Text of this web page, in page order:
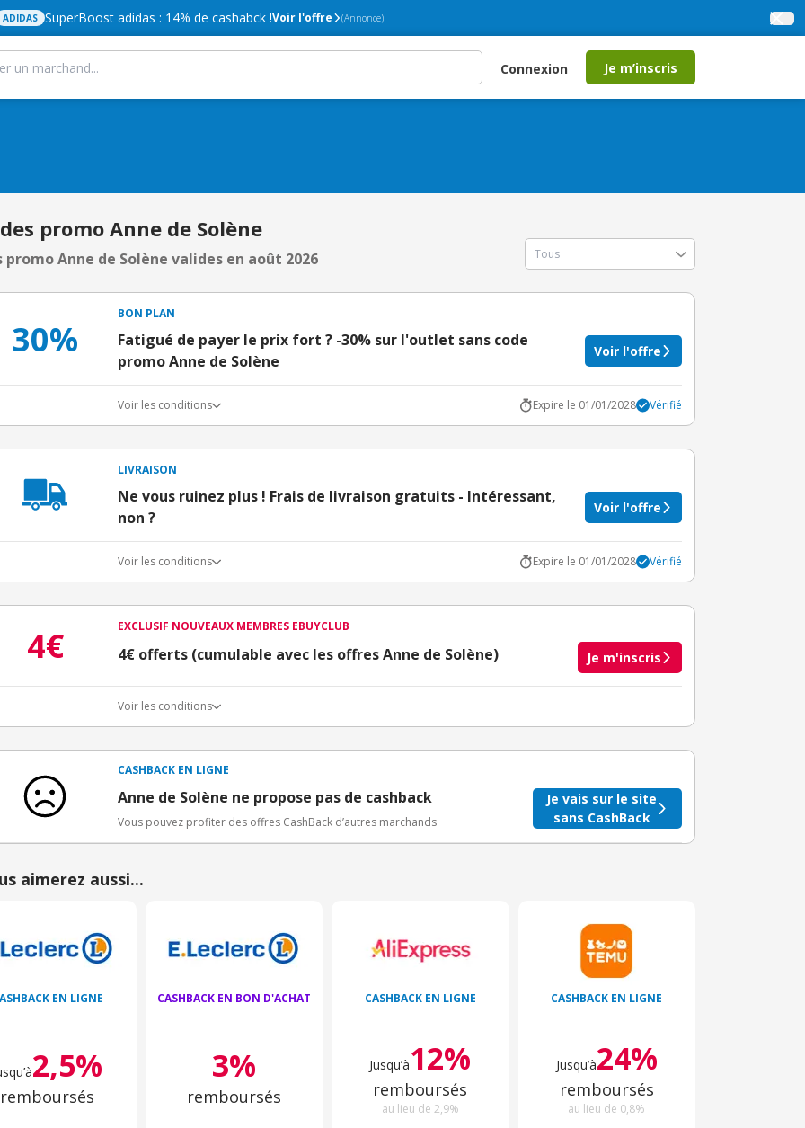
ADIDAS SuperBoost adidas : 14% de cashabck !Voir l'offre (Annonce)
Connexion Je m’inscris
promo Anne de Solène
promo Anne de Solène valides en août 2026
30%
BON PLAN
Fatigué de payer le prix fort ? -30% sur l'outlet sans code
promo Anne de Solène
Voir l'offre
Voir les conditions Expire le 01/01/2028 Vérifié
LIVRAISON
Ne vous ruinez plus ! Frais de livraison gratuits - Intéressant,
non ?
Voir l'offre
Voir les conditions Expire le 01/01/2028 Vérifié
4€ EXCLUSIF NOUVEAUX MEMBRES EBUYCLUB
4€ offerts (cumulable avec les offres Anne de Solène) Je m'inscris
Voir les conditions
3€ de bienvenue crédités immédiatement + 1€ supplémentaire crédité après le téléchargement de l'alerte
Offre réservée à une toute première inscription chez eBuyClub.
CASHBACK EN LIGNE
Anne de Solène ne propose pas de cashback
Vous pouvez profiter des offres CashBack d’autres marchands
Je vais sur le site
sans CashBack
aimerez aussi...
EN LIGNE
2,5%
remboursés
CASHBACK EN BON D'ACHAT
3%
remboursés
CASHBACK EN LIGNE
Jusqu’à12%
remboursés
au lieu de 2,9%
CASHBACK EN LIGNE
Jusqu’à24%
remboursés
au lieu de 0,8%